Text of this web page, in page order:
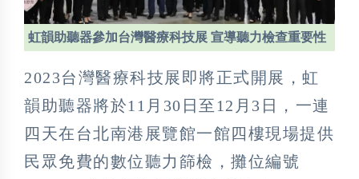
虹韻助聽器參加台灣醫療科技展 宣導聽力檢查重要性
2023台灣醫療科技展即將正式開展，虹
韻助聽器將於11月30日至12月3日，一連
四天在台北南港展覽館一館四樓現場提供
民眾免費的數位聽力篩檢，攤位編號